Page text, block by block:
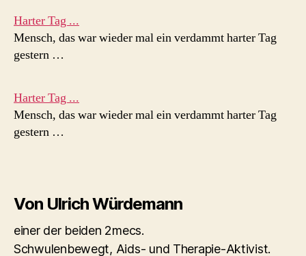
Harter Tag ...
Mensch, das war wieder mal ein verdammt harter Tag
gestern …
Harter Tag ...
Mensch, das war wieder mal ein verdammt harter Tag
gestern …
Von Ulrich Würdemann
einer der beiden 2mecs.
Schwulenbewegt, Aids- und Therapie-Aktivist.